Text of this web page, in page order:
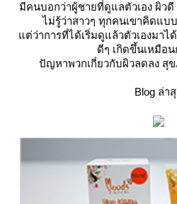
มีคนบอกว่าผู้ชายที่ดูแลตัวเอง ผิว
ไม่รู้ว่าสาวๆ ทุกคนเขาคิดแบ
ต่ว่าการที่ได้เริ่มดูแล้วตัวเองมาไ
ดีๆ เกิดขึ้นเหมือ
ปัญหาพวกเกี่ยวกับผิวลดลง สุ
Blog ล่า